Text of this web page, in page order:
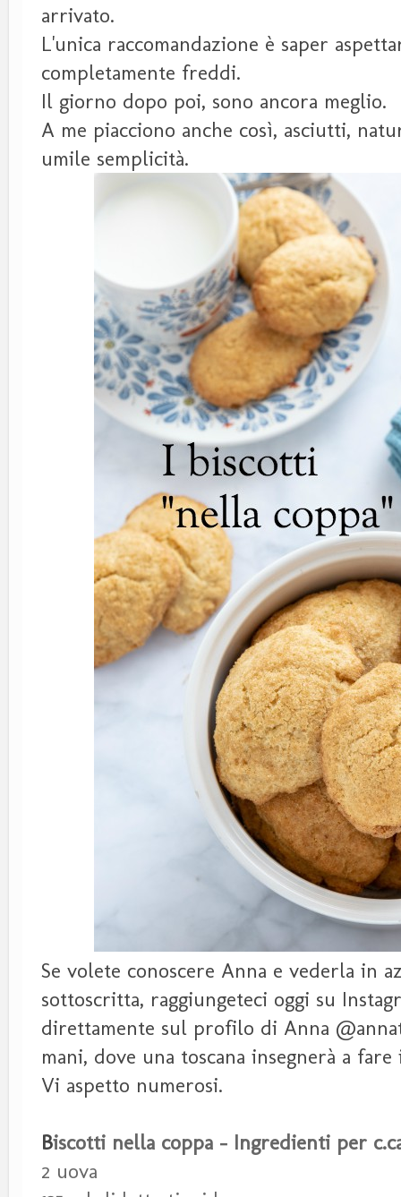
arrivato.
L'unica raccomandazione è saper
completamente freddi.
Il giorno dopo poi, sono ancora meglio.
A me piacciono anche così, asciutti,
umile semplicità.
Se volete conoscere Anna e vederla in
sottoscritta, raggiungeteci oggi su
direttamente sul profilo di Anna
mani, dove una toscana insegnerà a
Vi aspetto numerosi.
Biscotti nella coppa - Ingredienti per
2 uova